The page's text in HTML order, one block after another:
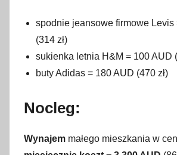
spodnie jeansowe firmowe Levis
(314 zł)
sukienka letnia H&M = 100 AUD
buty Adidas = 180 AUD (470 zł)
Nocleg:
Wynajem małego mieszkania w